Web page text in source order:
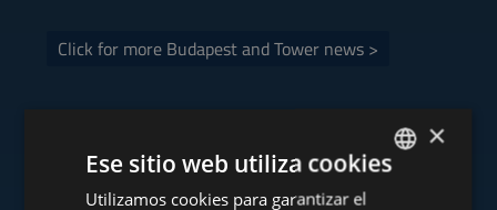
Click for more Budapest and Tower news >
Consulte nuestra cartera
ENGLISH
×
Ese sitio web utiliza cookies
Utilizamos cookies para garantizar el